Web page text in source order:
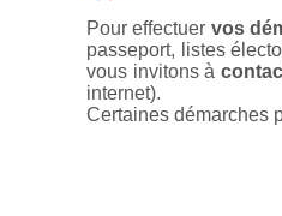
Pour effectuer vos
passeport, listes
vous invitons à
internet).
Certaines démarches